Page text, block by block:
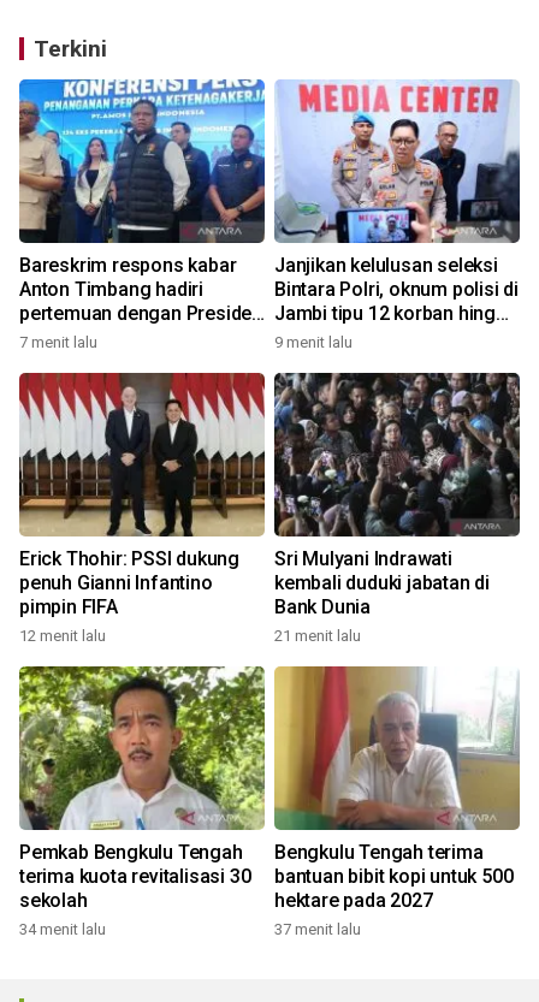
Terkini
Bareskrim respons kabar
Anton Timbang hadiri
pertemuan dengan Presiden
di Istana
7 menit lalu
Janjikan kelulusan seleksi
Bintara Polri, oknum polisi di
Jambi tipu 12 korban hingga
miliaran rupiah
9 menit lalu
Erick Thohir: PSSI dukung
penuh Gianni Infantino
pimpin FIFA
12 menit lalu
Sri Mulyani Indrawati
kembali duduki jabatan di
Bank Dunia
21 menit lalu
Pemkab Bengkulu Tengah
terima kuota revitalisasi 30
sekolah
34 menit lalu
Bengkulu Tengah terima
bantuan bibit kopi untuk 500
hektare pada 2027
37 menit lalu